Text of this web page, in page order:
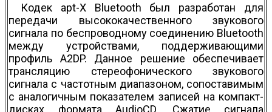
Кодек apt-X Bluetooth был разработан для
передачи высококачественного звукового
сигнала по беспроводному соединению Bluetooth
между устройствами, поддерживающими
профиль A2DP. Данное решение обеспечивает
трансляцию стереофонического звукового
сигнала с частотным диапазоном, сопоставимым
с аналогичным показателем записей на компакт-
дисках формата AudioCD. Сжатие сигнала